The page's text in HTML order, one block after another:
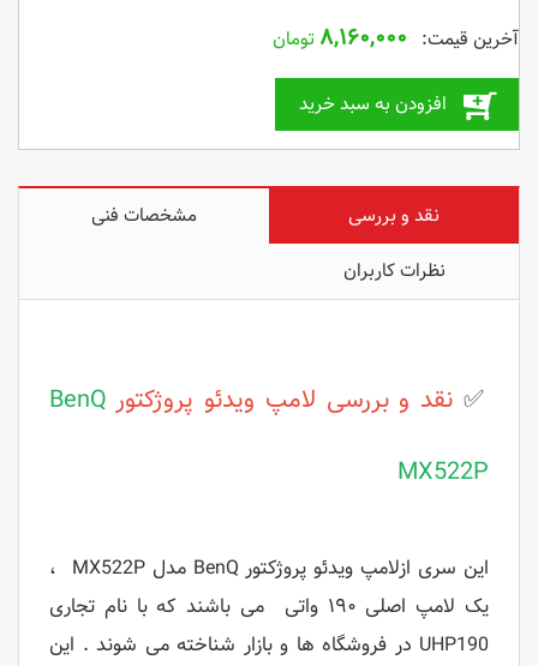
۸,۱۶۰,۰۰۰ تومان
افزودن به سبد خرید
نقد و بررسی
مشخصات فنی
نظرات کاربران
✅نقد و بررسی لامپ ویدئو پروژکتور BenQ
MX522P
این سری ازلامپ ویدئو پروژکتور BenQ مدل MX522P ،
یک لامپ اصلی ۱۹۰ واتی می باشند که با نام تجاری
UHP190 در فروشگاه ها و بازار شناخته می شوند . این